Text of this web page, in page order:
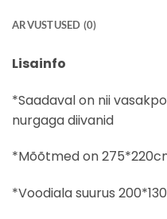
ARVUSTUSED (0)
Lisainfo
*Saadaval on nii
nurgaga diivanid
*Mõõtmed on
*Voodiala suurus